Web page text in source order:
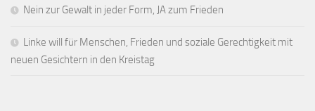
Nein zur Gewalt in jeder Form, JA zum Frieden
Linke will für Menschen, Frieden und soziale Gerechtigkeit mit
neuen Gesichtern in den Kreistag